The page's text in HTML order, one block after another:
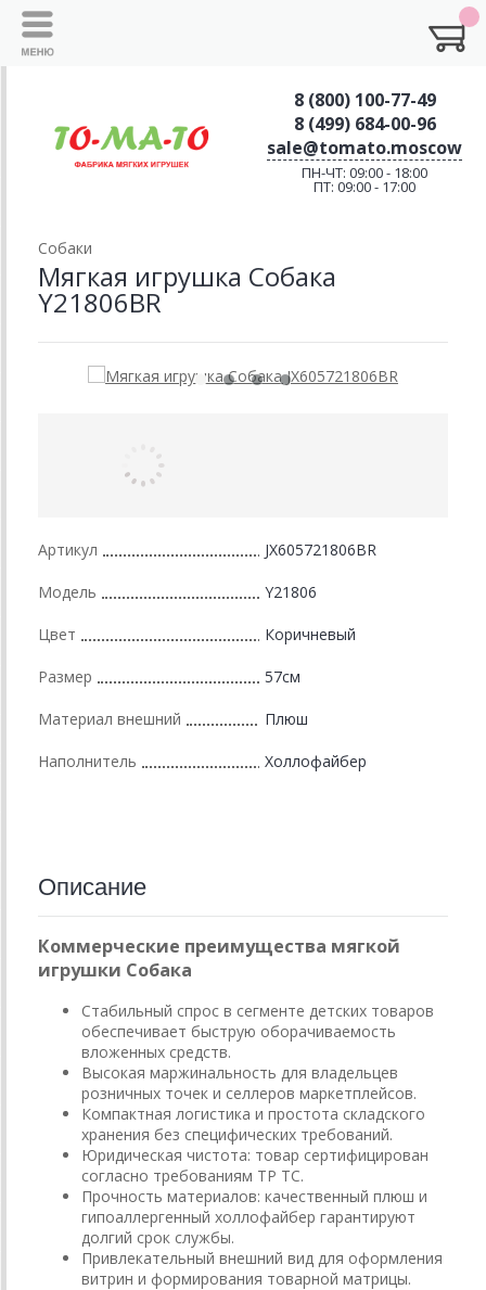
8 (800) 100-77-49
8 (499) 684-00-96
sale@tomato.moscow
ПН-ЧТ: 09:00 - 18:00
ПТ: 09:00 - 17:00
Собаки
Мягкая игрушка Собака
Y21806BR
Артикул JX605721806BR
Модель Y21806
Цвет Коричневый
Размер 57см
Материал внешний Плюш
Наполнитель Холлофайбер
Описание
Коммерческие преимущества мягкой
игрушки Собака
Стабильный спрос в сегменте детских товаров
обеспечивает быструю оборачиваемость
вложенных средств.
Высокая маржинальность для владельцев
розничных точек и селлеров маркетплейсов.
Компактная логистика и простота складского
хранения без специфических требований.
Юридическая чистота: товар сертифицирован
согласно требованиям ТР ТС.
Прочность материалов: качественный плюш и
гипоаллергенный холлофайбер гарантируют
долгий срок службы.
Привлекательный внешний вид для оформления
витрин и формирования товарной матрицы.